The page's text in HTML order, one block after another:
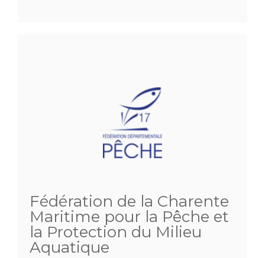
Fédération de la Charente
Maritime pour la Pêche et
la Protection du Milieu
Aquatique